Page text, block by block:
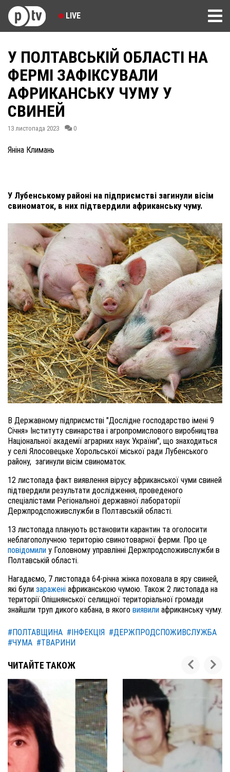
LIVE
У ПОЛТАВСЬКІЙ ОБЛАСТІ НА
ФЕРМІ ЗАФІКСУВАЛИ
АФРИКАНСЬКУ ЧУМУ У
СВИНЕЙ
13 листопада 2023 0
Яніна Климань
У Лубенському районі на підприємстві загинули вісім
свиноматок, в них підтвердили африканську чуму.
В Державному підприємстві "Дослідне господарство імені 9
Січня» Інституту свинарства і агропромислового виробництва
Національної академії аграрних наук України", що знаходиться
у селі Ялосовецьке Хорольської міської ради Лубенського
району, загинули вісім свиноматок.
12 листопада факт виявлення вірусу африканської чуми свиней
підтвердили результати дослідження, проведеного
спеціалістами Регіональної державної лабораторії
Держпродспоживслужби в Полтавській області.
13 листопада планують встановити карантин та оголосити
неблагополучною територію свинотоварної ферми. Про це
повідомили у Головному управлінні Держпродспоживслужби в
Полтавській області.
Нагадаємо, 7 листопада 64-річна жінка поховала в яру свиней,
які були заражені африканською чумою. Також 2 листопада на
території Опішнянської селищної територіальної громади
знайшли труп дикого кабана, в якого виявили африканську чуму.
#ПОЛТАВЩИНА #ІНФЕКЦІЯ #ДЕРЖПРОДСПОЖИВСЛУЖБА
#ЧУМА #ТВАРИНИ
ЧИТАЙТЕ ТАКОЖ